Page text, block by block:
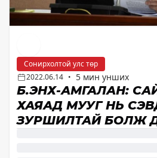
Сонирхолтой улс төр
2022.06.14 • 5 мин унших
Б.ЭНХ-АМГАЛАН:
ХАЯАД МУУГ НЬ
ЗУРШИЛТАЙ БОЛЖ